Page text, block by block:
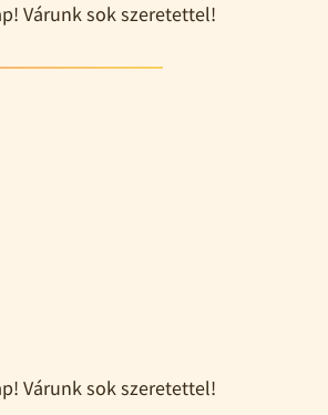
Várunk sok szeretettel!
Várunk sok szeretettel!